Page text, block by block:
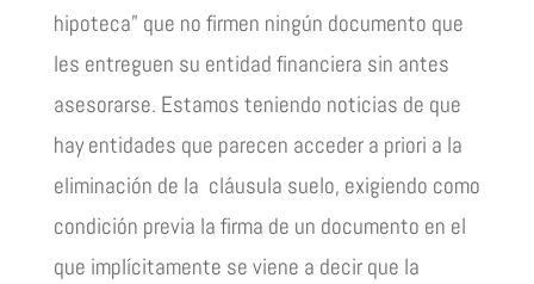
hipoteca” que no firmen ningún documento que
les entreguen su entidad financiera sin antes
asesorarse. Estamos teniendo noticias de que
hay entidades que parecen acceder a priori a la
eliminación de la cláusula suelo, exigiendo como
condición previa la firma de un documento en el
que implícitamente se viene a decir que la